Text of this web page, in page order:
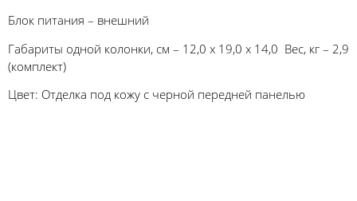
Блок питания – внешний
Габариты одной колонки, см – 12,0 x 19,0 x 14,0 Вес, кг – 2,9
(комплект)
Цвет: Отделка под кожу с черной передней панелью